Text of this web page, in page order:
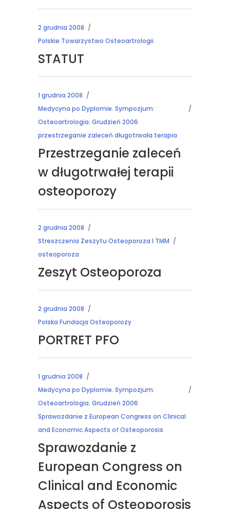
2 grudnia 2008
Polskie Towarzystwo Osteoartrologii
STATUT
1 grudnia 2008
Medycyna po Dyplomie. Sympozjum:
Osteoartrologia. Grudzień 2006
przestrzeganie zaleceń długotrwała terapia
Przestrzeganie zaleceń
w długotrwałej terapii
osteoporozy
2 grudnia 2008
Streszczenia Zeszytu Osteoporoza I TMM
osteoporoza
Zeszyt Osteoporoza
2 grudnia 2008
Polska Fundacja Osteoporozy
PORTRET PFO
1 grudnia 2008
Medycyna po Dyplomie. Sympozjum:
Osteoartrologia. Grudzień 2006
Sprawozdanie z European Congress on Clinical
and Economic Aspects of Osteoporosis
Sprawozdanie z
European Congress on
Clinical and Economic
Aspects of Osteoporosis